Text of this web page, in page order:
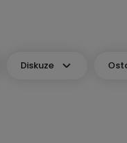
Diskuze